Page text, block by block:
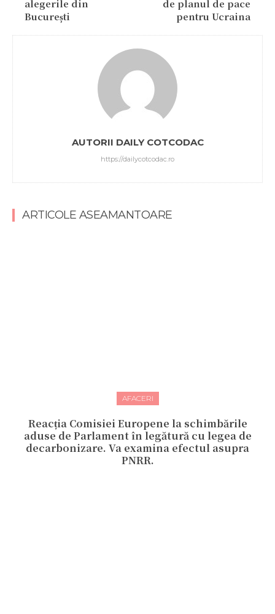
alegerile din
București
de planul de pace
pentru Ucraina
AUTORII DAILY COTCODAC
https://dailycotcodac.ro
ARTICOLE ASEAMANTOARE
AFACERI
Reacția Comisiei Europene la schimbările
aduse de Parlament în legătură cu legea de
decarbonizare. Va examina efectul asupra
PNRR.